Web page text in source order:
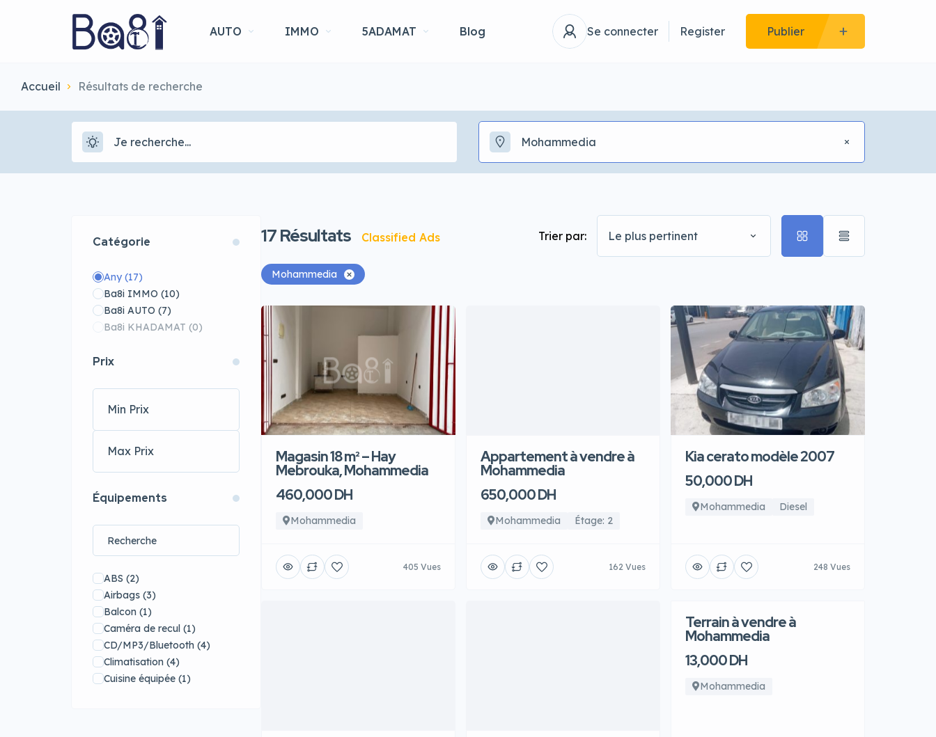
AUTO IMMO 5ADAMAT Blog Se connecter Register Publier
Accueil Résultats de recherche
Mohammedia
Catégorie
Any(17)
Ba8i IMMO (10)
Ba8i AUTO (7)
Ba8i KHADAMAT (0)
Prix
Équipements
ABS (2)
Airbags (3)
Balcon (1)
Caméra de recul (1)
CD/MP3/Bluetooth (4)
Climatisation (4)
Cuisine équipée (1)
17Résultats Classified Ads Trier par: Le plus pertinent
Mohammedia
Magasin 18 m² – Hay
Mebrouka, Mohammedia
460,000 DH
Mohammedia
405 Vues
Appartement à vendre à
Mohammedia
650,000 DH
Mohammedia Étage: 2
162 Vues
Kia cerato modèle 2007
50,000 DH
Mohammedia Diesel
248 Vues
Terrain à vendre à
Mohammedia
13,000 DH
Mohammedia